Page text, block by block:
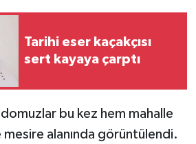
Tarihi eser kaçakçısı
sert kayaya çarptı
bu kez hem mahalle
mesire alanında görüntülendi.